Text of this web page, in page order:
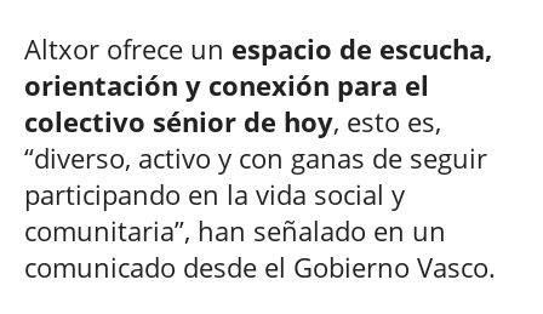
Altxor ofrece un espacio de escucha,
orientación y conexión para el
colectivo sénior de hoy, esto es,
“diverso, activo y con ganas de seguir
participando en la vida social y
comunitaria”, han señalado en un
comunicado desde el Gobierno Vasco.